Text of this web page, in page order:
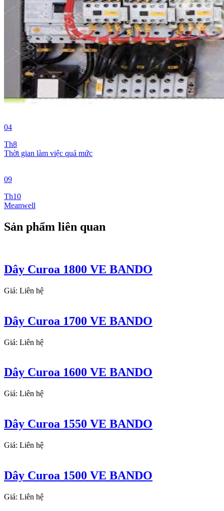
04
Th8
Thời gian làm việc quá mức
09
Th10
Meanwell
Sản phẩm liên quan
Dây Curoa 1800 VE BANDO
Giá: Liên hệ
Dây Curoa 1700 VE BANDO
Giá: Liên hệ
Dây Curoa 1600 VE BANDO
Giá: Liên hệ
Dây Curoa 1550 VE BANDO
Giá: Liên hệ
Dây Curoa 1500 VE BANDO
Giá: Liên hệ